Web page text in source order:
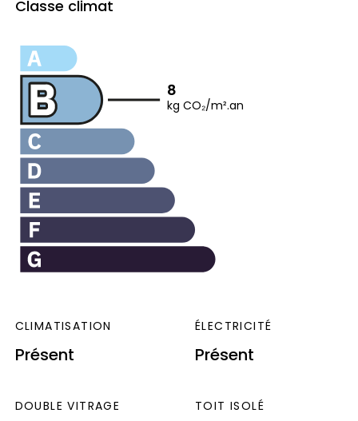
Classe climat
8
kg CO₂/m².an
CLIMATISATION
Présent
ÉLECTRICITÉ
Présent
DOUBLE VITRAGE TOIT ISOLÉ